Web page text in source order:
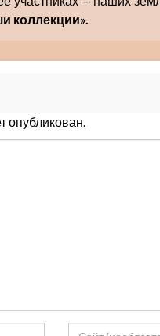
коллекции».
опубликован.
Резниченко